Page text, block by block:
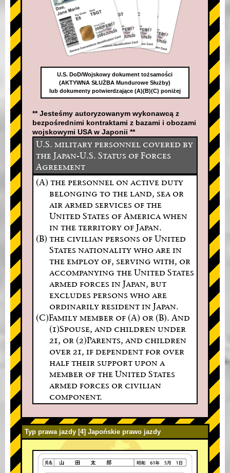
U.S. DoD/Wojskowy dokument tożsamości
(AKTYWNA SŁUŻBA Mundurowe Służby)
lub dokumenty potwierdzające (A)(B)(C) poniżej
** Jesteśmy autoryzowanym wykonawcą z
bezpośrednimi kontraktami z bazami i obozami
wojskowymi USA w Japonii **
U.S. military personnel covered by
the Japan-U.S. Status of Forces
Agreement
(A) the personnel on active duty
belonging to the land, sea or
air armed services of the
United States of America when
in the territory of Japan.
(B) the civilian persons of United
States nationality who are in
the employ of, serving with, or
accompanying the United States
armed forces in Japan, but
excludes persons who are
ordinarily resident in Japan.
(C)Family member of (A) or (B). And
(1)Spouse, and children under
21, or (2)Parents, and children
over 21, if dependent for over
half their support upon a
member of the United States
armed forces or civilian
component.
Typ prawa jazdy [4] Japońskie prawo jazdy